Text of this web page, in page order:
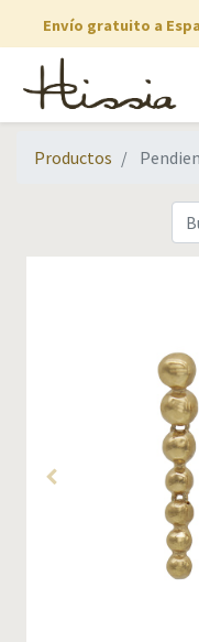
Envío gratuito a
Productos